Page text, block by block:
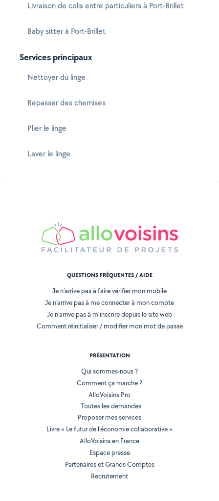
Livraison de colis entre particuliers à Port-Brillet
Baby sitter à Port-Brillet
Services principaux
Nettoyer du linge
Repasser des chemises
Plier le linge
Laver le linge
QUESTIONS FRÉQUENTES / AIDE
Je n'arrive pas à faire vérifier mon mobile
Je n'arrive pas à me connecter à mon compte
Je n'arrive pas à m'inscrire depuis le site web
Comment réinitialiser / modifier mon mot de passe
PRÉSENTATION
Qui sommes-nous ?
Comment ça marche ?
AlloVoisins Pro
Toutes les demandes
Proposer mes services
Livre « Le futur de l'économie collaborative »
AlloVoisins en France
Espace presse
Partenaires et Grands Comptes
Recrutement